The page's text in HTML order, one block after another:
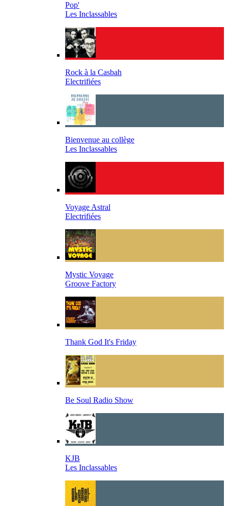
Pop'
Les Inclassables
Rock à la Casbah
Electrifiées
Bienvenue au collège
Les Inclassables
Voyage Astral
Electrifiées
Mystic Voyage
Groove Factory
Thank God It's Friday
Be Soul Radio Show
KJB
Les Inclassables